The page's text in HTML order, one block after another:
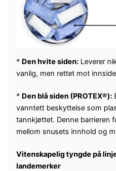
* Den hvite siden:Leverer
vanlig, men rettet mot
* Den blå siden (PROTEX®):
vanntett beskyttelse som
tannkjøttet. Denne barrieren
mellom snusets innhold og
Vitenskapelig tyngde på
landemerker